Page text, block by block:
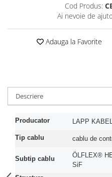
Cod Produs:
Ai nevoie de
Adauga la Favorite
Descriere
Producator LAPP KABEL
Tip cablu cablu de
Subtip cablu
ÖLFLEX®
SiF